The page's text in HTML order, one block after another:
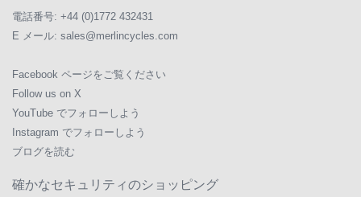
電話番号: +44 (0)1772 432431
E メール: sales@merlincycles.com
Facebook ページをご覧ください
Follow us on X
YouTube でフォローしよう
Instagram でフォローしよう
ブログを読む
確かなセキュリティのショッピング